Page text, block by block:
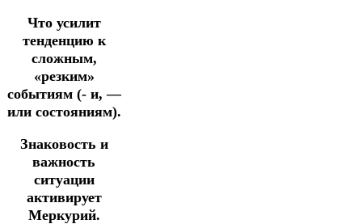
Что усилит
тенденцию к
сложным,
«резким»
событиям (- и, —
или состояниям).
Знаковость и
важность
ситуации
активирует
Меркурий.